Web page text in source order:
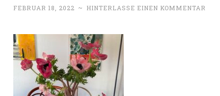
FEBRUAR 18, 2022 ~ HINTERLASSE EINEN KOMMENTAR